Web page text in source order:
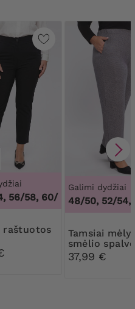
54, 56/58, 60/62
56/58, 60/62 ,48/50, 52/
Galimi dydžiai
48/50, 52/54,
Tamsiai mėlynos ir
smėlio
šiltos kelnės
37,99 €